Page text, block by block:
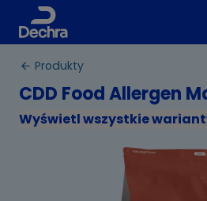
Produkty
CDD Food Allergen
Wyświetl wszystkie